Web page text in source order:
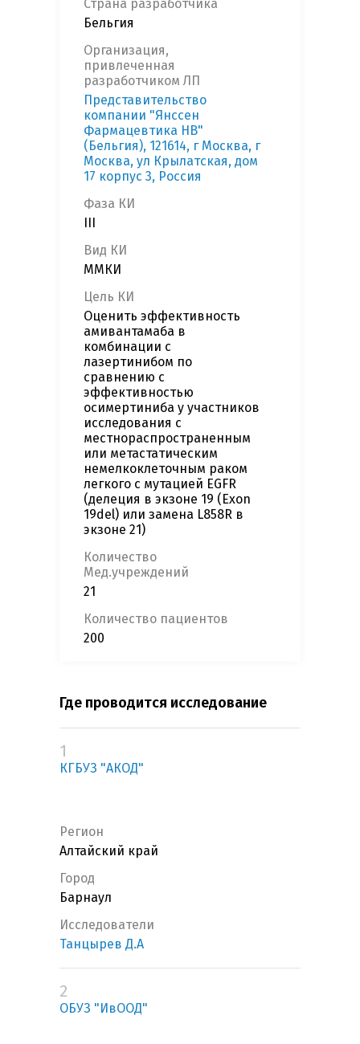
Страна разработчика
Бельгия
Организация,
привлеченная
разработчиком ЛП
Представительство
компании "Янссен
Фармацевтика НВ"
(Бельгия), 121614, г Москва, г
Москва, ул Крылатская, дом
17 корпус 3, Россия
Фаза КИ
Вид КИ
ММКИ
Цель КИ
Оценить эффективность
амивантамаба в
комбинации с
лазертинибом по
сравнению с
эффективностью
осимертиниба у участников
исследования с
местнораспространенным
или метастатическим
немелкоклеточным раком
легкого с мутацией EGFR
(делеция в экзоне 19 (Exon
19del) или замена L858R в
экзоне 21)
Количество
Мед.учреждений
21
Количество пациентов
200
Где проводится исследование
1
КГБУЗ "АКОД"
Регион
Алтайский край
Город
Барнаул
Исследователи
Танцырев Д.А
2
ОБУЗ "ИвООД"